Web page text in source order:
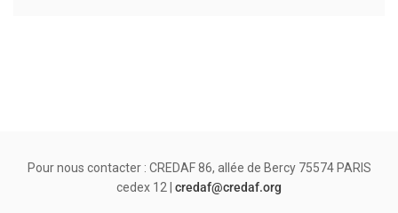
Pour nous contacter : CREDAF 86, allée de Bercy 75574 PARIS
cedex 12 | credaf@credaf.org